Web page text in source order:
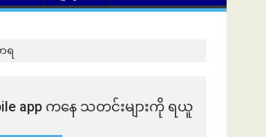
ရ
app ​​ကနေ ​​သတင်းများကို ရယူ